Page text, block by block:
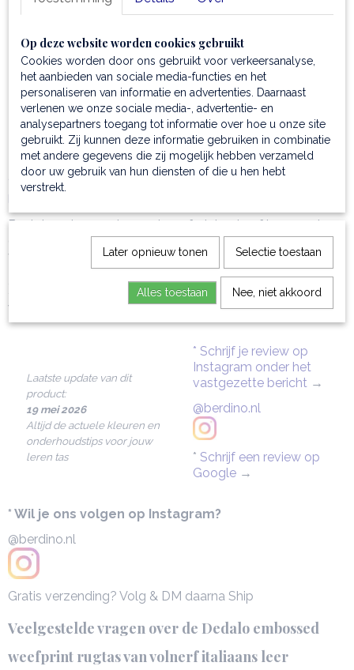
Sluiting: ritssluiting
van de schouderriem is 94,5 cm en de minimale
lengte is 48,5 cm)
Opening van de greep:maximaal 6 cm
Inclusief stofzak:voor veilige opslag en bescherming
Prachtig verouderend: ontwikkelt mettertijd een mooi
patina en gaat zelfs bij minimaal onderhoud heel lang
mee
* Ontdek alle rugtassen van italiaans ambachtelijk gelooid
Bestel nu deze embossed weefprint volnerf leren rugtas,
die beschikbaar is in mooie eigentijdse kleuren en geniet
van een unieke textuur die jaren meegaat.
Pure italiaanse exclusiviteit gegarandeerd!
Welke is jouw favoriete kleur? Vertel het ons hieronder!
Laatste update van dit
product:
19 mei 2026
Altijd de actuele kleuren en
onderhoudstips voor jouw
leren tas
* Schrijf je review op
Instagram onder het
vastgezette bericht →
@berdino.nl
* Schrijf een review op
Google →
* Wil je ons volgen op Instagram?
@berdino.nl
Gratis verzending? Volg & DM daarna Ship
Veelgestelde vragen over de Dedalo embossed
weefprint rugtas van volnerf italiaans leer
Op deze website worden cookies gebruikt
Cookies worden door ons gebruikt voor verkeersanalyse,
het aanbieden van sociale media-functies en het
personaliseren van informatie en advertenties. Daarnaast
verlenen we onze sociale media-, advertentie- en
analysepartners toegang tot informatie over hoe u onze site
gebruikt. Zij kunnen deze informatie gebruiken in combinatie
met andere gegevens die zij mogelijk hebben verzameld
door uw gebruik van hun diensten of die u hen hebt
verstrekt.
Later opnieuw tonen Selectie toestaan
Alles toestaan Nee, niet akkoord